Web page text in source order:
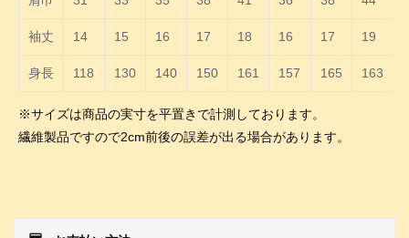
袖丈 14 15 16 17 18 16 17 19
身長 118 130 140 150 161 157 165 163
※サイズは商品の実寸を平置きで計測しております。
繊維製品ですので2cm前後の誤差が出る場合があります。